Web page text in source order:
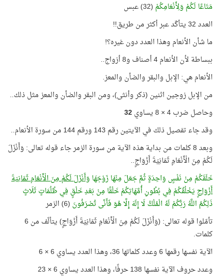
مَتَاعًا لَكُمْ وَلِأَنْعَامِكُمْ (32) عبس
العدد 32 يتأكّد عبر أكثر من طريق!!
ما شأن الأنعام وهذا العدد دون غيره؟!
ببساطة لأن الأنعام 4 أصناف و8 أزواج..
الأنعام هي: الإبل والبقر والضأن والمعز.
من الإبل زوجين اثنين (ذكر وأنثى)، ومن البقر والضأن والمعز مثل ذلك..
وحاصل ضرب 4 × 8 يساوي
32
وقد جاء تفصيل ذلك في الآيتين رقم 143 ورقم 144 من سورة الأنعام..
وبعد 8 كلمات من بداية هذه الآية من سورة الزمر جاء قوله تعالى: وَأَنْزَلَ
لَكُمْ مِنَ الْأَنْعَامِ ثَمَانِيَةَ أَزْوَاجٍ..
خَلَقَكُمْ مِنْ نَفْسٍ وَاحِدَةٍ ثُمَّ جَعَلَ مِنْهَا زَوْجَهَا وَأَنْزَلَ لَكُمْ مِنَ الْأَنْعَامِ ثَمَانِيَةَ
أَزْوَاجٍ يَخْلُقُكُمْ فِي بُطُونِ أُمَّهَاتِكُمْ خَلْقًا مِنْ بَعْدِ خَلْقٍ فِي ظُلُمَاتٍ ثَلَاثٍ
ذَلِكُمُ اللَّهُ رَبُّكُمْ لَهُ الْمُلْكُ لَا إِلَهَ إِلَّا هُوَ فَأَنَّى تُصْرَفُونَ (6) الزمر
تأمّلوا قوله تعالى: (وَأَنْزَلَ لَكُمْ مِنَ الْأَنْعَامِ ثَمَانِيَةَ أَزْوَاجٍ) يتألّف من 6
كلمات.
الآية نفسها رقمها 6 وعدد كلماتها 36، وهذا العدد يساوي 6 × 6
وعدد حروف الآية نفسها 138 حرفًا، وهذا العدد يساوي 6 × 23